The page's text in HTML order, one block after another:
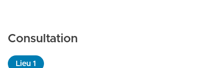
Consultation
Lieu 1